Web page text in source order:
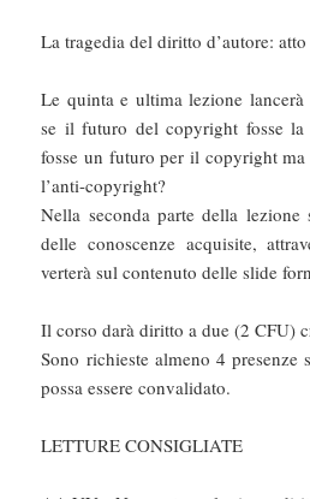
La tragedia del diritto d’autore:
Le quinta e ultima lezione
se il futuro del copyright fosse la
fosse un futuro per il copyright
l’anti-copyright?
Nella seconda parte della
delle conoscenze acquisite,
verterà sul contenuto delle slide
Il corso darà diritto a due (2 CFU)
Sono richieste almeno 4
possa essere convalidato.
LETTURE CONSIGLIATE